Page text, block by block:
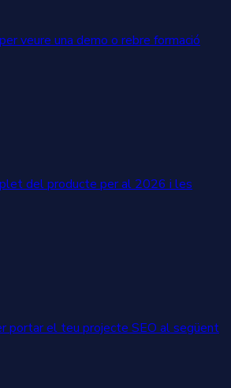
veure una demo o rebre formació
del producte per al 2026 i les
portar el teu projecte SEO al següent